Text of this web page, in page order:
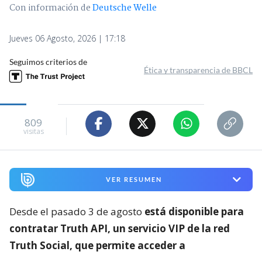
Con información deDeutsche Welle
Jueves 06 Agosto, 2026 | 17:18
Seguimos criterios de
Ética y transparencia de BBCL
809
visitas
VER RESUMEN
Desde el pasado 3 de agosto está disponible para
contratar Truth API, un servicio VIP de la red
Truth Social, que permite acceder a